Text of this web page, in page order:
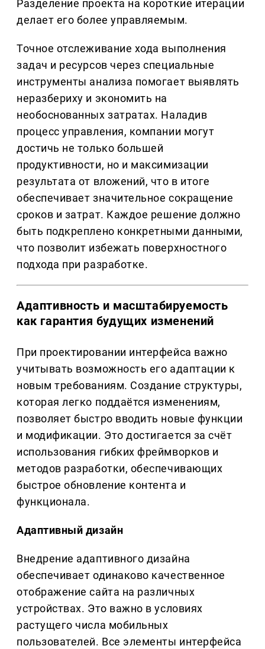
Разделение проекта на короткие итерации
делает его более управляемым.
Точное отслеживание хода выполнения
задач и ресурсов через специальные
инструменты анализа помогает выявлять
неразбериху и экономить на
необоснованных затратах. Наладив
процесс управления, компании могут
достичь не только большей
продуктивности, но и максимизации
результата от вложений, что в итоге
обеспечивает значительное сокращение
сроков и затрат. Каждое решение должно
быть подкреплено конкретными данными,
что позволит избежать поверхностного
подхода при разработке.
Адаптивность и масштабируемость
как гарантия будущих изменений
При проектировании интерфейса важно
учитывать возможность его адаптации к
новым требованиям. Создание структуры,
которая легко поддаётся изменениям,
позволяет быстро вводить новые функции
и модификации. Это достигается за счёт
использования гибких фреймворков и
методов разработки, обеспечивающих
быстрое обновление контента и
функционала.
Адаптивный дизайн
Внедрение адаптивного дизайна
обеспечивает одинаково качественное
отображение сайта на различных
устройствах. Это важно в условиях
растущего числа мобильных
пользователей. Все элементы интерфейса